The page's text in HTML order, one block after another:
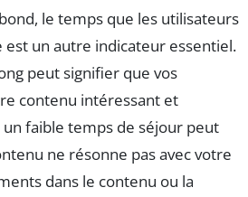
le temps que les utilisateurs
est un autre indicateur essentiel.
peut signifier que vos
contenu intéressant et
un faible temps de séjour peut
ne résonne pas avec votre
dans le contenu ou la